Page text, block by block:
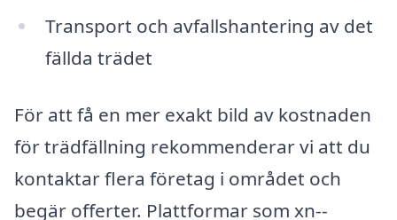
Transport och avfallshantering av det
fällda trädet
För att få en mer exakt bild av kostnaden
för trädfällning rekommenderar vi att du
kontaktar flera företag i området och
begär offerter. Plattformar som xn--